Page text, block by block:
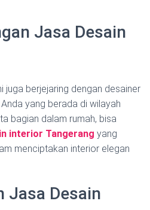
Jasa Desain
juga berjejaring dengan desainer
yang berada di wilayah
bagian dalam rumah, bisa
interior Tangerang yang
menciptakan interior elegan
Jasa Desain